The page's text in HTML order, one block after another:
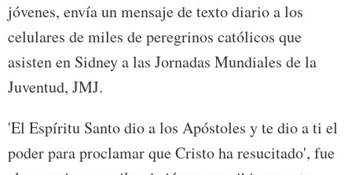
jóvenes, envía un mensaje de texto diario a los
celulares de miles de peregrinos católicos que
asisten en Sidney a las Jornadas Mundiales de la
Juventud, JMJ.
'El Espíritu Santo dio a los Apóstoles y te dio a ti el
poder para proclamar que Cristo ha resucitado', fue